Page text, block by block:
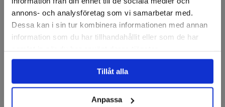
annons- och analysföretag som vi samarbetar med.
Dessa kan i sin tur kombinera informationen med annan
information som du har tillhandahållit eller som de har
Tillåt alla
Anpassa
SG Zirkon, 115mm
KLINGSPOR
125mm, M14 K80